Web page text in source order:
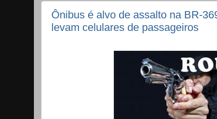
Ônibus é alvo de assalto na BR-
levam celulares de passageiros